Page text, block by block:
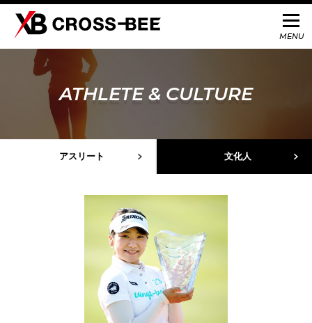
ATHLETE & CULTURE
アスリート 文化人